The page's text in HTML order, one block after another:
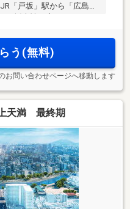
「戸坂」駅から「広島」
、採光性の高いワイドス
が充実。広電バス「千
う(無料)
お問い合わせページへ移動します
天満 最終期